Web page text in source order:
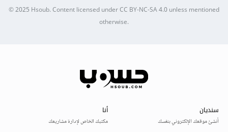
© 2025Hsoub.Content licensed underCC BY-NC-SA 4.0unless mentioned
otherwise.